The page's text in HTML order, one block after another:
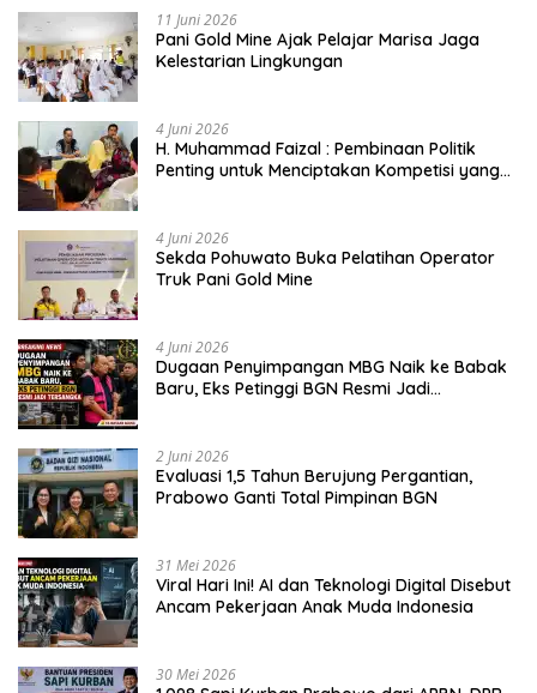
11 Juni 2026
Pani Gold Mine Ajak Pelajar Marisa Jaga
Kelestarian Lingkungan
4 Juni 2026
H. Muhammad Faizal : Pembinaan Politik
Penting untuk Menciptakan Kompetisi yang
4 Juni 2026
Sekda Pohuwato Buka Pelatihan Operator
Truk Pani Gold Mine
4 Juni 2026
Dugaan Penyimpangan MBG Naik ke Babak
Baru, Eks Petinggi BGN Resmi Jadi
2 Juni 2026
Evaluasi 1,5 Tahun Berujung Pergantian,
Prabowo Ganti Total Pimpinan BGN
31 Mei 2026
Viral Hari Ini! AI dan Teknologi Digital Disebut
Ancam Pekerjaan Anak Muda Indonesia
30 Mei 2026